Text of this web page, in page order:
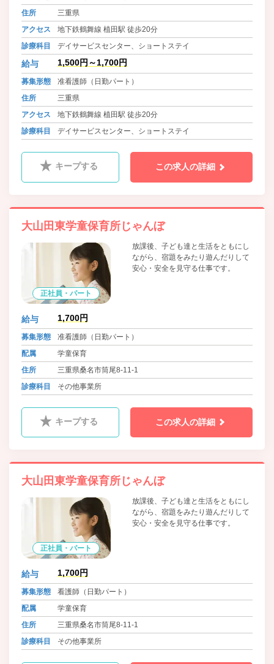
住所
三重県
アクセス
地下鉄鶴舞線 植田駅 徒歩20分
診療科目
デイサービスセンター、ショートステイ
給与 1,500円～1,700円
募集形態
准看護師（日勤パート）
住所
三重県
アクセス
地下鉄鶴舞線 植田駅 徒歩20分
診療科目
デイサービスセンター、ショートステイ
キープする この求人の詳細
大山田東学童保育所じゃんぼ
正社員・パート
放課後、子ども達と生活をともにし
ながら、宿題をみたり遊んだりして
安心・安全を見守る仕事です。
給与 1,700円
募集形態
准看護師（日勤パート）
配属
学童保育
住所
三重県桑名市筒尾8-11-1
診療科目
その他事業所
キープする この求人の詳細
大山田東学童保育所じゃんぼ
正社員・パート
放課後、子ども達と生活をともにし
ながら、宿題をみたり遊んだりして
安心・安全を見守る仕事です。
給与 1,700円
募集形態
看護師（日勤パート）
配属
学童保育
住所
三重県桑名市筒尾8-11-1
診療科目
その他事業所